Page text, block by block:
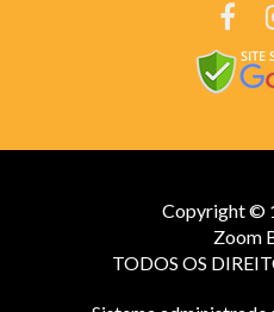
Copyright ©
Zoom
TODOS OS